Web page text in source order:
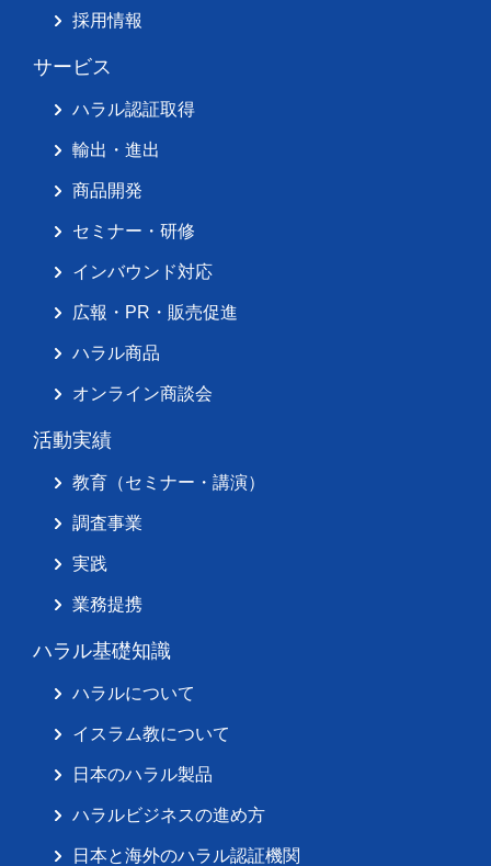
採用情報
サービス
ハラル認証取得
輸出・進出
商品開発
セミナー・研修
インバウンド対応
広報・PR・販売促進
ハラル商品
オンライン商談会
活動実績
教育（セミナー・講演）
調査事業
実践
業務提携
ハラル基礎知識
ハラルについて
イスラム教について
日本のハラル製品
ハラルビジネスの進め方
日本と海外のハラル認証機関